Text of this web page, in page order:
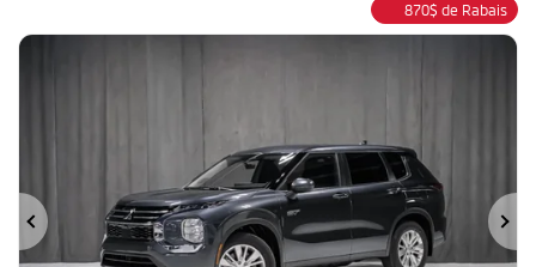
870$ de Rabais
Précédent